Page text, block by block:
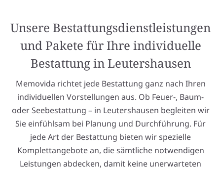
Unsere Bestattungsdienstleistungen
und Pakete für Ihre individuelle
Bestattung in Leutershausen
Memovida richtet jede Bestattung ganz nach Ihren
individuellen Vorstellungen aus. Ob Feuer-, Baum-
oder Seebestattung – in Leutershausen begleiten wir
Sie einfühlsam bei Planung und Durchführung. Für
jede Art der Bestattung bieten wir spezielle
Komplettangebote an, die sämtliche notwendigen
Leistungen abdecken, damit keine unerwarteten